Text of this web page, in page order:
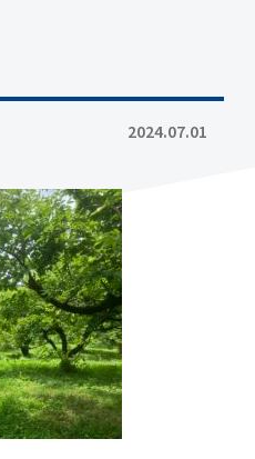
2024.07.01